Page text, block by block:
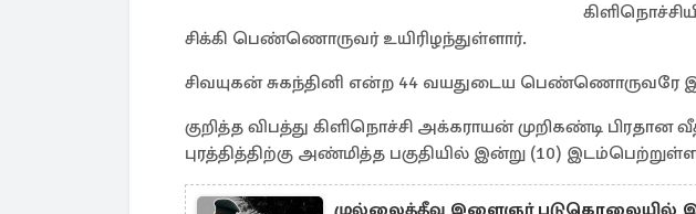
சிக்கி பெண்ணொருவர் உயிரிழந்துள்ளார்.
சிவயுகன் சுகந்தினி என்ற 44 வயதுடைய பெண்ணொருவரே
குறித்த விபத்து கிளிநொச்சி அக்கராயன் முறிகண்டி பிரதான
புரத்தித்திற்கு அண்மித்த பகுதியில் இன்று (10)
முல்லைத்தீவு இளைஞர் படுகொலையில்